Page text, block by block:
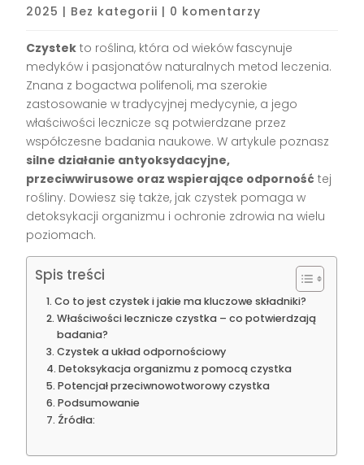
2025 | Bez kategorii | 0 komentarzy
Czystek to roślina, która od wieków fascynuje
medyków i pasjonatów naturalnych metod leczenia.
Znana z bogactwa polifenoli, ma szerokie
zastosowanie w tradycyjnej medycynie, a jego
właściwości lecznicze są potwierdzane przez
współczesne badania naukowe. W artykule poznasz
silne działanie antyoksydacyjne,
przeciwwirusowe oraz wspierające odporność tej
rośliny. Dowiesz się także, jak czystek pomaga w
detoksykacji organizmu i ochronie zdrowia na wielu
poziomach.
Spis treści
Co to jest czystek i jakie ma kluczowe składniki?
Właściwości lecznicze czystka – co potwierdzają
badania?
Czystek a układ odpornościowy
Detoksykacja organizmu z pomocą czystka
Potencjał przeciwnowotworowy czystka
Podsumowanie
Źródła: